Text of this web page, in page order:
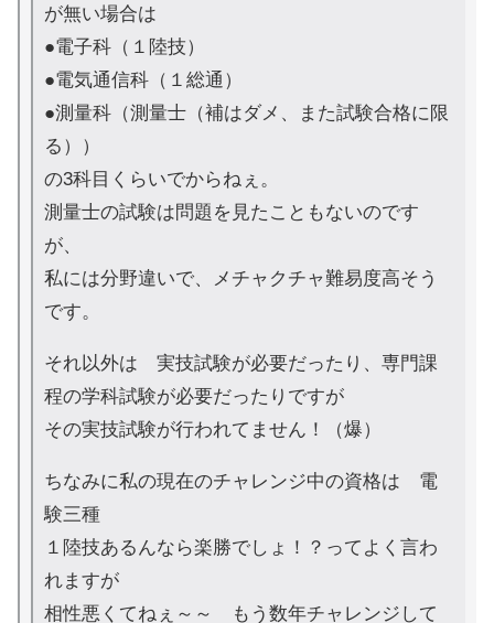
が無い場合は
●電子科（１陸技）
●電気通信科（１総通）
●測量科（測量士（補はダメ、また試験合格に限
る））
の3科目くらいでからねぇ。
測量士の試験は問題を見たこともないのです
が、
私には分野違いで、メチャクチャ難易度高そう
です。
それ以外は 実技試験が必要だったり、専門課
程の学科試験が必要だったりですが
その実技試験が行われてません！（爆）
ちなみに私の現在のチャレンジ中の資格は 電
験三種
１陸技あるんなら楽勝でしょ！？ってよく言わ
れますが
相性悪くてねぇ～～ もう数年チャレンジして